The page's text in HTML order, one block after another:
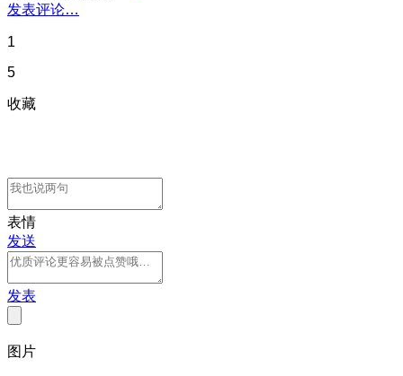
发表评论…
1
5
收藏
表情
发送
发表
图片